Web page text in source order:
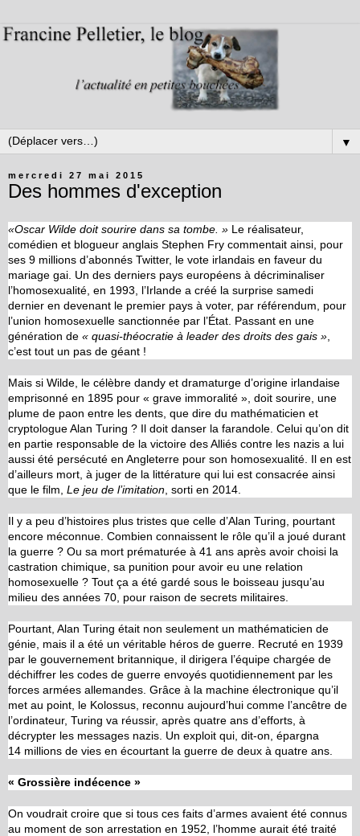
▼
mercredi 27 mai 2015
Des hommes d'exception
«Oscar Wilde doit sourire dans sa tombe. » Le réalisateur,
comédien et blogueur anglais Stephen Fry commentait ainsi, pour
ses 9 millions d’abonnés Twitter, le vote irlandais en faveur du
mariage gai. Un des derniers pays européens à décriminaliser
l’homosexualité, en 1993, l’Irlande a créé la surprise samedi
dernier en devenant le premier pays à voter, par référendum, pour
l’union homosexuelle sanctionnée par l’État. Passant en une
génération de « quasi-théocratie à leader des droits des gais »
c’est tout un pas de géant !
Mais si Wilde, le célèbre dandy et dramaturge d’origine irlandaise
emprisonné en 1895 pour « grave immoralité », doit sourire, une
plume de paon entre les dents, que dire du mathématicien et
cryptologue Alan Turing ? Il doit danser la farandole. Celui qu’on dit
en partie responsable de la victoire des Alliés contre les nazis a lui
aussi été persécuté en Angleterre pour son homosexualité. Il en est
d’ailleurs mort, à juger de la littérature qui lui est consacrée ainsi
que le film, Le jeu de l’imitation , sorti en 2014.
Il y a peu d’histoires plus tristes que celle d’Alan Turing, pourtant
encore méconnue. Combien connaissent le rôle qu’il a joué durant
la guerre ? Ou sa mort prématurée à 41 ans après avoir choisi la
castration chimique, sa punition pour avoir eu une relation
homosexuelle ? Tout ça a été gardé sous le boisseau jusqu’au
milieu des années 70, pour raison de secrets militaires.
Pourtant, Alan Turing était non seulement un mathématicien de
génie, mais il a été un véritable héros de guerre. Recruté en 1939
par le gouvernement britannique, il dirigera l’équipe chargée de
déchiffrer les codes de guerre envoyés quotidiennement par les
forces armées allemandes. Grâce à la machine électronique qu’il
met au point, le Kolossus, reconnu aujourd’hui comme l’ancêtre de
l’ordinateur, Turing va réussir, après quatre ans d’efforts, à
décrypter les messages nazis. Un exploit qui, dit-on, épargna
14 millions de vies en écourtant la guerre de deux à quatre ans.
« Grossière indécence »
On voudrait croire que si tous ces faits d’armes avaient été connus
au moment de son arrestation en 1952, l’homme aurait été traité